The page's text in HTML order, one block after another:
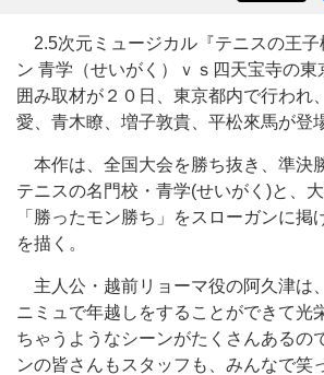
2.5次元ミュージカル『テニスの王子
ン 青学（せいがく）ｖｓ四天宝寺の東
囲み取材が２０日、東京都内で行われ
愛、青木瞭、増子敦貴、平松來馬が登
本作は、全国大会を勝ち抜き、準決
テニスの名門校・青学(せいがく)と、
「勝ったモン勝ち」をスローガンに掲
を描く。
主人公・越前リョーマ役の阿久津は
ニミュで年越しをすることができて光
ちゃうようなシーンがたくさんあるの
ンの皆さんもスタッフも、みんなで笑